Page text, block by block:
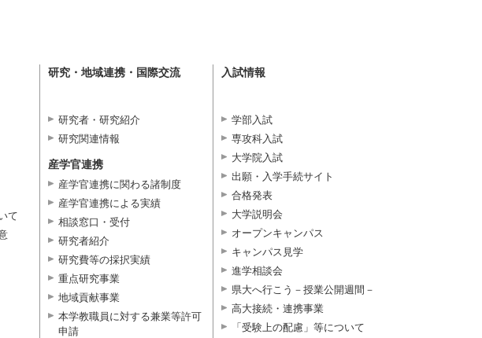
て
研究・地域連携・国際交流
研究者・研究紹介
研究関連情報
産学官連携
産学官連携に関わる諸制度
産学官連携による実績
相談窓口・受付
研究者紹介
研究費等の採択実績
重点研究事業
地域貢献事業
本学教職員に対する兼業等許可
申請
入試情報
学部入試
専攻科入試
大学院入試
出願・入学手続サイト
合格発表
大学説明会
オープンキャンパス
キャンパス見学
進学相談会
県大へ行こう－授業公開週間－
高大接続・連携事業
「受験上の配慮」等について